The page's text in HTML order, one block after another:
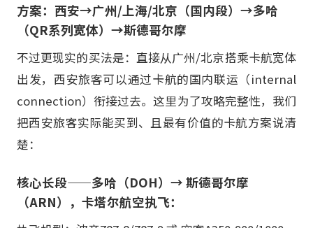
方案：西安→广州/上海/北京（国内段）→多哈
（QR系列宽体）→斯德哥尔摩
不过更现实的买法是：直接从广州/北京搭乘卡航宽体
出发，西安旅客可以通过卡航的国内联运（internal
connection）衔接过去。这里为了攻略完整性，我们
把西安旅客实际能买到、且最有价值的卡航方案说清
楚：
核心长段——多哈（DOH）→ 斯德哥尔摩
（ARN），卡塔尔航空执飞：